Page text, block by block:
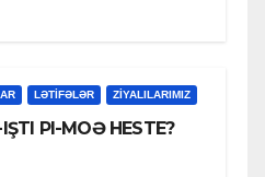
LƏTIFƏLƏR ZİYALILARIMIZ
PI-MOƏ HESTE?